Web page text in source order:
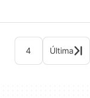
4 Última